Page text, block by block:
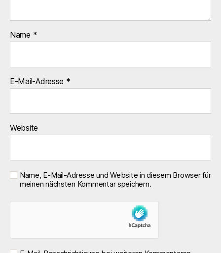
Name *
E-Mail-Adresse *
Website
Name, E-Mail-Adresse und Website in diesem Browser für
meinen nächsten Kommentar speichern.